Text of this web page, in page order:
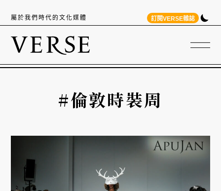
屬於我們時代的文化媒體 訂閱VERSE雜誌
#倫敦時裝周